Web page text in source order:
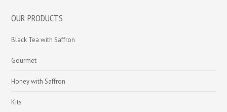
OUR PRODUCTS
Black Tea with Saffron
Gourmet
Honey with Saffron
Kits